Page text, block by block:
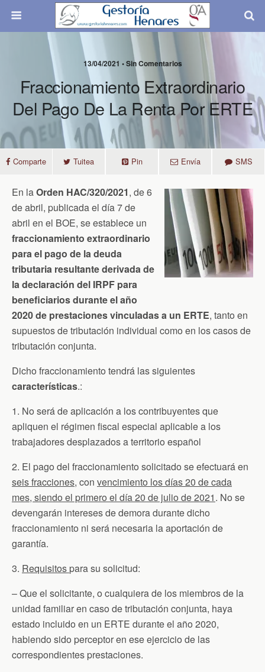
13/04/2021 • Sin Comentarios
Fraccionamiento Extraordinario
Del Pago De La Renta Por ERTE
Comparte Tuitea Pin Envía SMS
En laOrden HAC/320/2021, de 6
de abril, publicada el día 7 de
abril en el BOE, se establece un
fraccionamiento extraordinario
para el pago de la deuda
tributaria resultante derivada de
la declaración del IRPF para
beneficiarios durante el año
2020 de prestaciones vinculadas a un ERTE, tanto en
supuestos de tributación individual como en los casos de
tributación conjunta.
Dicho fraccionamiento tendrá las siguientes
características.:
1. No será de aplicación a los contribuyentes que
apliquen el régimen fiscal especial aplicable a los
trabajadores desplazados a territorio español
2. El pago del fraccionamiento solicitado se efectuará en
seis fracciones, con vencimiento los días 20 de cada
mes, siendo el primero el día 20 de julio de 2021. No se
devengarán intereses de demora durante dicho
fraccionamiento ni será necesaria la aportación de
garantía.
3. Requisitos para su solicitud:
– Que el solicitante, o cualquiera de los miembros de la
unidad familiar en caso de tributación conjunta, haya
estado incluido en un ERTE durante el año 2020,
habiendo sido perceptor en ese ejercicio de las
correspondientes prestaciones.